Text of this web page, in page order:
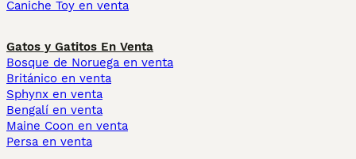
Caniche Toy en venta
Gatos y Gatitos En Venta
Bosque de Noruega en venta
Británico en venta
Sphynx en venta
Bengalí en venta
Maine Coon en venta
Persa en venta